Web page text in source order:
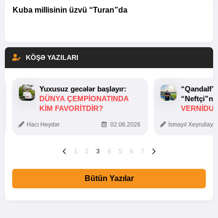
Kuba millisinin üzvü “Turan”da
KÖŞƏ YAZILARI
Yuxusuz gecələr başlayır:
DÜNYA ÇEMPIONATINDA
KIM FAVORITDIR?
Hacı Heydər 02.06.2026 İsmayıl
1 2 3 4 5 6 7
Bütün Yazılar